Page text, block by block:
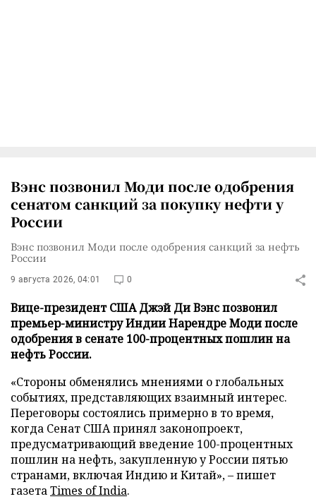
Вэнс позвонил Моди после одобрения
сенатом санкций за покупку нефти у
России
Вэнс позвонил Моди после одобрения санкций за нефть
России
9 августа 2026, 04:01 0
Вице-президент США Джэй Ди Вэнс позвонил
премьер-министру Индии Нарендре Моди после
одобрения в сенате 100-процентных пошлин на
нефть России.
«Стороны обменялись мнениями о глобальных
событиях, представляющих взаимный интерес.
Переговоры состоялись примерно в то время,
когда Сенат США принял законопроект,
предусматривающий введение 100-процентных
пошлин на нефть, закупленную у России пятью
странами, включая Индию и Китай», – пишет
газетаTimes of India.